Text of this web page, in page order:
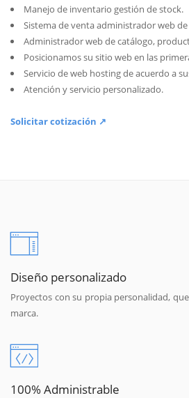
Manejo de inventario gestión de stock.
Sistema de venta administrador web
Administrador web de catálogo,
Posicionamos su sitio web en las
Servicio de web hosting de acuerdo a
Atención y servicio personalizado.
Solicitar cotización ↗
Diseño personalizado
Proyectos con su propia personalidad,
marca.
100% Administrable